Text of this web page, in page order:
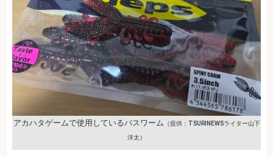
アカハタゲームで使用しているバスワーム （提供：TSURINEWSライター山下
洋太）